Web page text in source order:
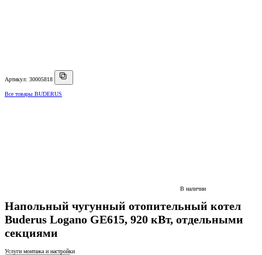
Артикул: 30005818
Все товары BUDERUS
В наличии
Напольный чугунный отопительный котел
Buderus Logano GE615, 920 кВт, отдельными
секциями
Услуги монтажа и настройки